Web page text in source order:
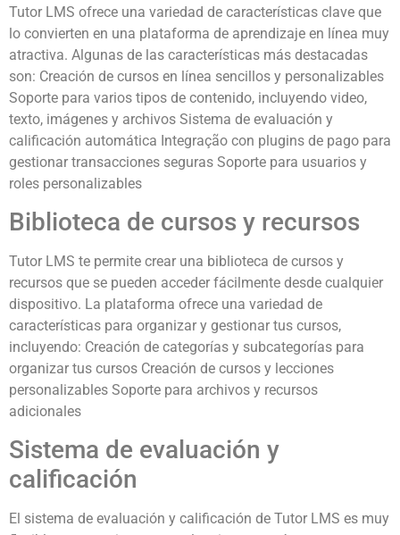
Tutor LMS ofrece una variedad de características clave que
lo convierten en una plataforma de aprendizaje en línea muy
atractiva. Algunas de las características más destacadas
son: Creación de cursos en línea sencillos y personalizables
Soporte para varios tipos de contenido, incluyendo video,
texto, imágenes y archivos Sistema de evaluación y
calificación automática Integração con plugins de pago para
gestionar transacciones seguras Soporte para usuarios y
roles personalizables
Biblioteca de cursos y recursos
Tutor LMS te permite crear una biblioteca de cursos y
recursos que se pueden acceder fácilmente desde cualquier
dispositivo. La plataforma ofrece una variedad de
características para organizar y gestionar tus cursos,
incluyendo: Creación de categorías y subcategorías para
organizar tus cursos Creación de cursos y lecciones
personalizables Soporte para archivos y recursos
adicionales
Sistema de evaluación y
calificación
El sistema de evaluación y calificación de Tutor LMS es muy